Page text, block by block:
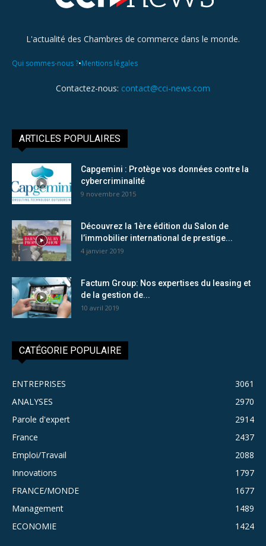
L'actualité des Chambres de commerce dans le monde.
Qui sommes-nous ?•Mentions légales
Contactez-nous: contact@cci-news.com
ARTICLES POPULAIRES
Capgemini : Protège vos données contre la
cybercriminalité
9 novembre 2015
Découvrez la 1ère édition du Salon de
l’immobilier international de prestige...
4 janvier 2019
Factum Group: Nos expertises du leasing et
de la gestion de...
10 avril 2019
CATÉGORIE POPULAIRE
ENTREPRISES
3061
ANALYSES
2970
Parole d'expert
2914
France
2437
Emploi/Travail
2088
Innovations
1797
FRANCE/MONDE
1677
Management
1489
ECONOMIE
1424